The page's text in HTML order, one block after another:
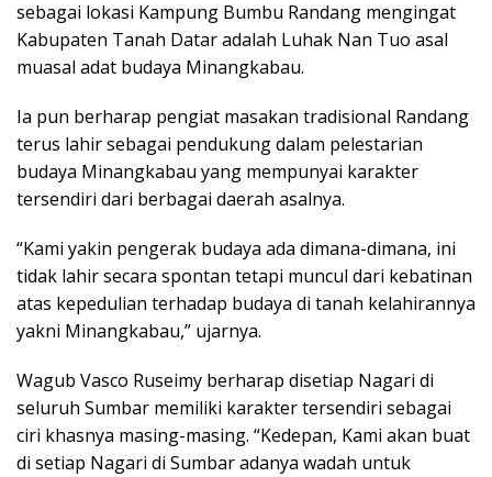
sebagai lokasi Kampung Bumbu Randang mengingat
Kabupaten Tanah Datar adalah Luhak Nan Tuo asal
muasal adat budaya Minangkabau.
Ia pun berharap pengiat masakan tradisional Randang
terus lahir sebagai pendukung dalam pelestarian
budaya Minangkabau yang mempunyai karakter
tersendiri dari berbagai daerah asalnya.
“Kami yakin pengerak budaya ada dimana-dimana, ini
tidak lahir secara spontan tetapi muncul dari kebatinan
atas kepedulian terhadap budaya di tanah kelahirannya
yakni Minangkabau,” ujarnya.
Wagub Vasco Ruseimy berharap disetiap Nagari di
seluruh Sumbar memiliki karakter tersendiri sebagai
ciri khasnya masing-masing. “Kedepan, Kami akan buat
di setiap Nagari di Sumbar adanya wadah untuk